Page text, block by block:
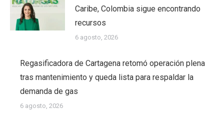
Caribe, Colombia sigue encontrando
recursos
6 agosto, 2026
Regasificadora de Cartagena retomó operación plena
tras mantenimiento y queda lista para respaldar la
demanda de gas
6 agosto, 2026